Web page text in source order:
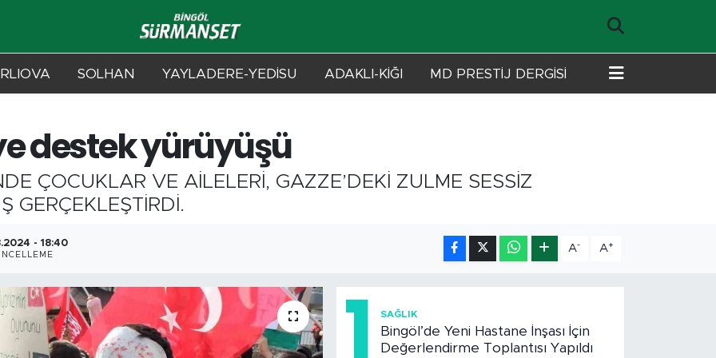
SOLHAN YAYLADERE-YEDİSU ADAKLI-KİĞI MD PRESTİJ DERGİSİ
destek yürüyüşü
ÇOCUKLAR VE AİLELERİ, GAZZE’DEKİ ZULME SESSİZ
GERÇEKLEŞTİRDİ.
- 18:40 A- A+
1 SAĞLIK
Bingöl’de Yeni Hastane İnşası İçin
Değerlendirme Toplantısı Yapıldı